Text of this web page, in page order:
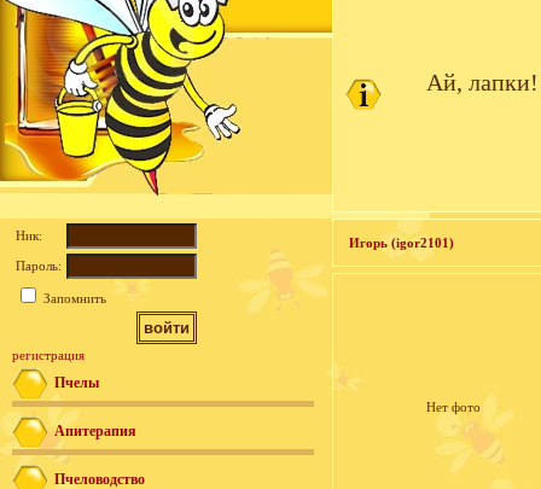
Ник:
Пароль:
Запомнить
регистрация
Пчелы
Апитерапия
Пчеловодство
Ай,
Игорь (igor2101)
Нет фото